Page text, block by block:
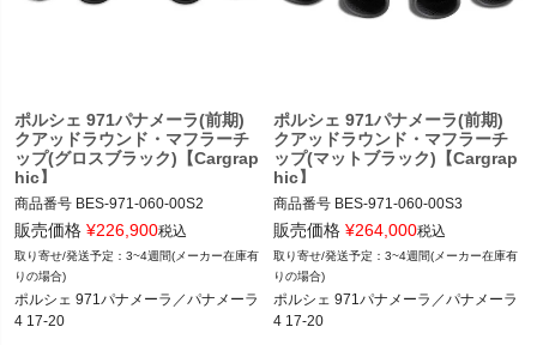
ポルシェ 971パナメーラ(前期)
クアッドラウンド・マフラーチ
ップ(グロスブラック)【Cargrap
hic】
商品番号 BES-971-060-00S2
BES-971-060-00S2
FVD品番：BES.971.060.00S2
メーカー品番：CARP71ER40RENA
販売価格 ¥226,900税込
3~4週間(メーカー在庫有
りの場合)
ポルシェ 971パナメーラ／パナメーラ
4 17-20
ポルシェ 971パナメーラ(前期)
クアッドラウンド・マフラーチ
ップ(マットブラック)【Cargrap
hic】
商品番号 BES-971-060-00S3
BES-971-060-00S3
FVD品番：BES.971.060.00S3
メーカー品番：CARP71ER40RTP
販売価格 ¥264,000税込
3~4週間(メーカー在庫有
りの場合)
ポルシェ 971パナメーラ／パナメーラ
4 17-20